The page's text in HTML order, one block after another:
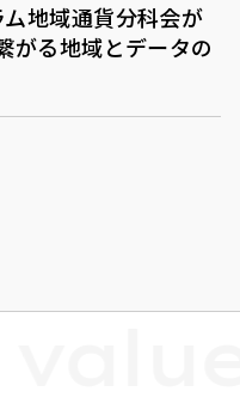
地域通貨分科会が
がる地域とデータの